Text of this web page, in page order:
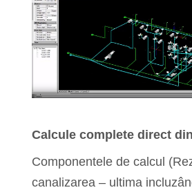
Calcule complete direct
Componentele de calcul
canalizarea – ultima